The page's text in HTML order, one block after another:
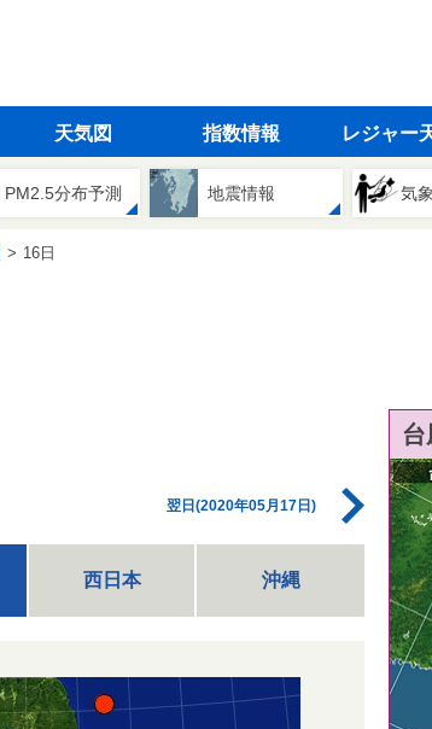
天気図 指数情報 レジャー
PM2.5分布予測 地震情報 気
16日
翌日(2020年05月17日)
西日本 沖縄